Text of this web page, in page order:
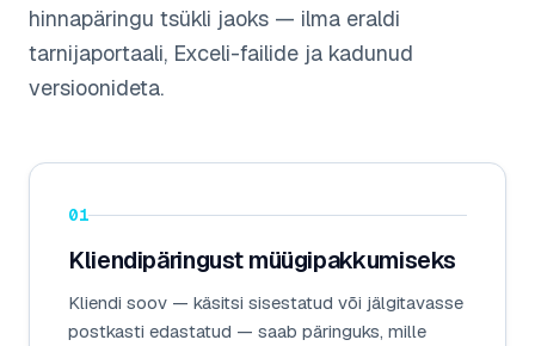
hinnapäringu tsükli jaoks — ilma eraldi
tarnijaportaali, Exceli-failide ja kadunud
versioonideta.
01
Kliendipäringust müügipakkumiseks
Kliendi soov — käsitsi sisestatud või jälgitavasse
postkasti edastatud — saab päringuks, mille